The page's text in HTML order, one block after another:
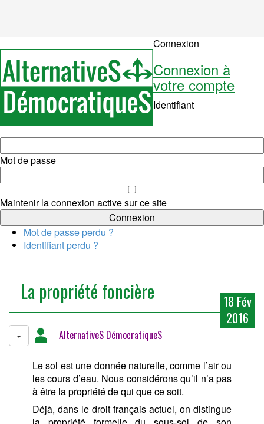
Connexion
Connexion à
votre compte
Identifiant
Mot de passe
Maintenir la connexion active sur ce site
Mot de passe perdu ?
Identifiant perdu ?
La propriété foncière
18 Fév
2016
AlternativeS DémocratiqueS
Le sol est une donnée naturelle, comme l’air ou
les cours d’eau. Nous considérons qu’il n’a pas
à être la propriété de qui que ce soit.
Déjà, dans le droit français actuel, on distingue